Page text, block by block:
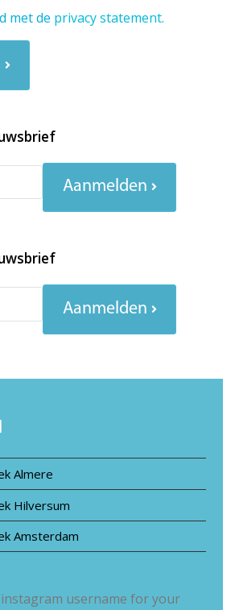
met de privacy statement.
Aanmelden
Aanmelden
Almere
Hilversum
Amsterdam
username for your